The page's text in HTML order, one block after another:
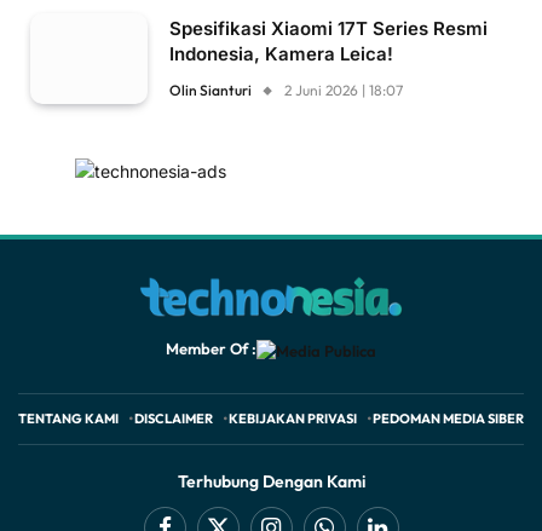
Spesifikasi Xiaomi 17T Series Resmi
Indonesia, Kamera Leica!
Olin Sianturi 2 Juni 2026 | 18:07
Member Of :
TENTANG KAMI DISCLAIMER KEBIJAKAN PRIVASI PEDOMAN MEDIA SIBER
Terhubung Dengan Kami